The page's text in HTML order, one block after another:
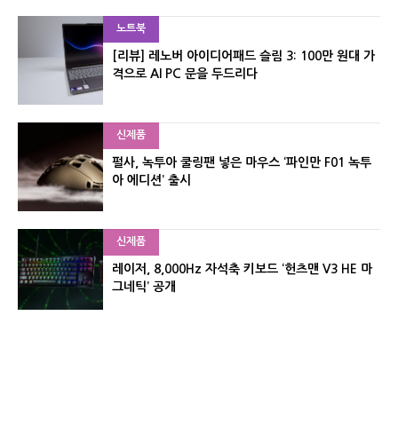
노트북
[리뷰] 레노버 아이디어패드 슬림 3: 100만 원대 가
격으로 AI PC 문을 두드리다
신제품
펄사, 녹투아 쿨링팬 넣은 마우스 ‘파인만 F01 녹투
아 에디션’ 출시
신제품
레이저, 8,000Hz 자석축 키보드 ‘헌츠맨 V3 HE 마
그네틱’ 공개